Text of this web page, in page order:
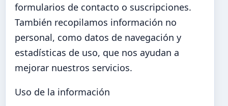
formularios de contacto o suscripciones.
También recopilamos información no
personal, como datos de navegación y
estadísticas de uso, que nos ayudan a
mejorar nuestros servicios.
Uso de la información